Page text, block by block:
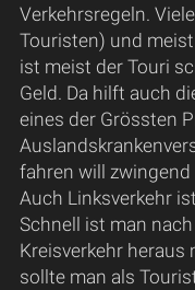
Verkehrsregeln.
Touristen) und
ist meist der Touri
Geld. Da hilft auch
eines der Grössten
fahren will zwingend
Auch Linksverkehr
Schnell ist man
Kreisverkehr heraus
sollte man als